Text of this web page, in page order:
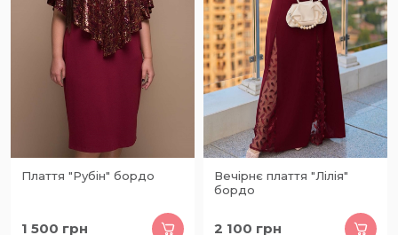
Плаття "Рубін" бордо
1 500 грн
Вечірнє плаття "Лілія"
бордо
2 100 грн